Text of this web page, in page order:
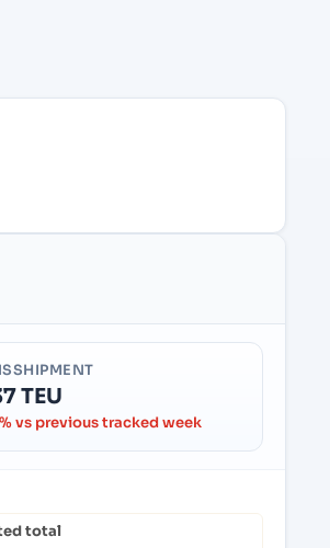
TEU
vs previous tracked week
total